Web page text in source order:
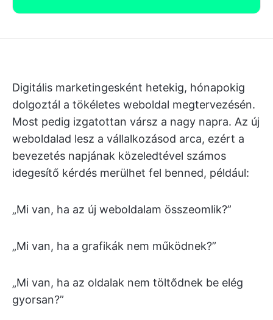
Digitális marketingesként hetekig, hónapokig
dolgoztál a tökéletes weboldal megtervezésén.
Most pedig izgatottan vársz a nagy napra. Az új
weboldalad lesz a vállalkozásod arca, ezért a
bevezetés napjának közeledtével számos
idegesítő kérdés merülhet fel benned, például:
„Mi van, ha az új weboldalam összeomlik?”
„Mi van, ha a grafikák nem működnek?”
„Mi van, ha az oldalak nem töltődnek be elég
gyorsan?”